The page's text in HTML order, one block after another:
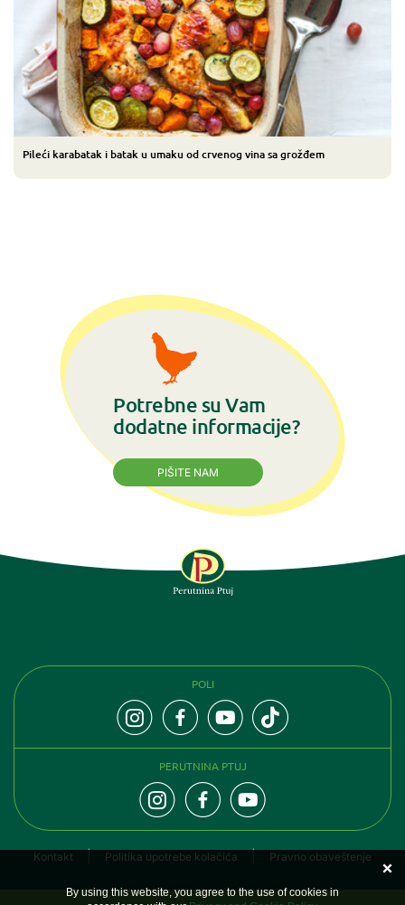
Pileći karabatak i batak u umaku od crvenog vina sa grožđem
Potrebne su Vam
dodatne informacije?
PIŠITE NAM
POLI
PERUTNINA PTUJ
Kontakt Politika upotrebe kolačića Pravno obaveštenje
By using this website, you agree to the use of cookies in